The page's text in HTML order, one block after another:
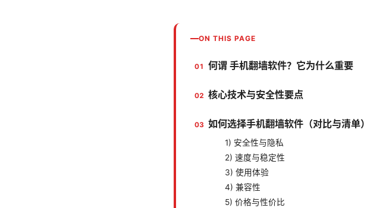
ON THIS PAGE
何谓 手机翻墙软件？它为什么重要
核心技术与安全性要点
如何选择手机翻墙软件（对比与清单）
1) 安全性与隐私
2) 速度与稳定性
3) 使用体验
4) 兼容性
5) 价格与性价比